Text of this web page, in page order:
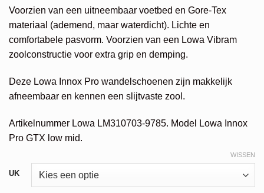
Voorzien van een uitneembaar voetbed en Gore-Tex
materiaal (ademend, maar waterdicht). Lichte en
comfortabele pasvorm. Voorzien van een Lowa Vibram
zoolconstructie voor extra grip en demping.
Deze Lowa Innox Pro wandelschoenen zijn makkelijk
afneembaar en kennen een slijtvaste zool.
Artikelnummer Lowa LM310703-9785. Model Lowa Innox
Pro GTX low mid.
UK
WISSEN
Alternative: